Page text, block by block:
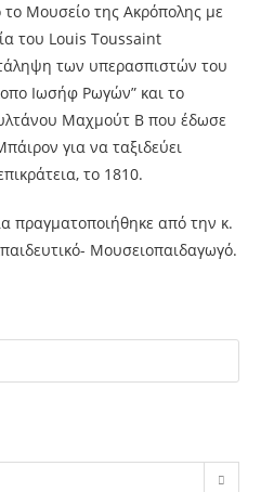
το Μουσείο της Ακρόπολης με
του Louis Toussaint
των υπερασπιστών του
Ιωσήφ Ρωγών” και το
Μαχμούτ Β που έδωσε
για να ταξιδεύει
το 1810.
πραγματοποιήθηκε από την κ.
Μουσειοπαιδαγωγό.